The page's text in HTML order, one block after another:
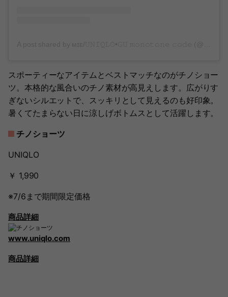
スポーティーなアイテムとベストマッチなのがチノショー
ツ。本格的な風合いのチノ素材が高見えします。広がりす
ぎないシルエットで、スッキリとして見えるのも好印象。
暑くてたまらない日に涼しげボトムスとして活躍します。
チノショーツ
UNIQLO
￥ 1,990
※7/6まで期間限定価格
商品詳細
www.uniqlo.com
商品詳細